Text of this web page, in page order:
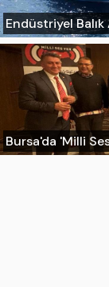
Endüstriyel Balık
Bursa'da 'Milli